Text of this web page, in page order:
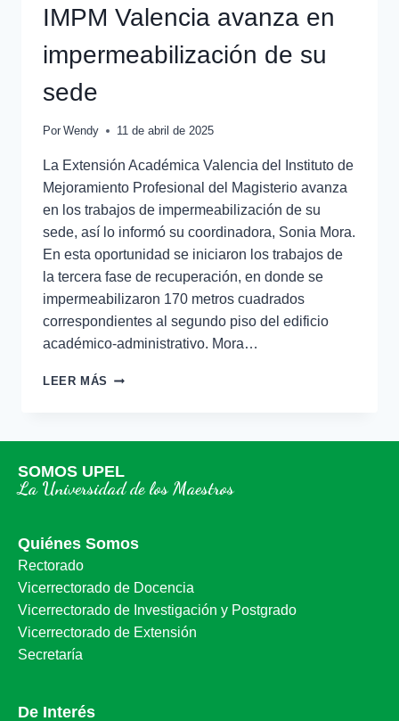
IMPM Valencia avanza en
impermeabilización de su
sede
Por Wendy 11 de abril de 2025
La Extensión Académica Valencia del Instituto de
Mejoramiento Profesional del Magisterio avanza
en los trabajos de impermeabilización de su
sede, así lo informó su coordinadora, Sonia Mora.
En esta oportunidad se iniciaron los trabajos de
la tercera fase de recuperación, en donde se
impermeabilizaron 170 metros cuadrados
correspondientes al segundo piso del edificio
académico-administrativo. Mora…
LEER MÁS
SOMOS UPEL
La Universidad de los Maestros
Quiénes Somos
Rectorado
Vicerrectorado de Docencia
Vicerrectorado de Investigación y Postgrado
Vicerrectorado de Extensión
Secretaría
De Interés